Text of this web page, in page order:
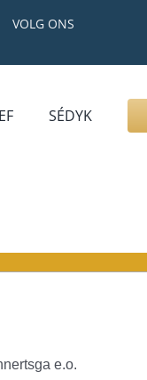
VOLG ONS
GRAFZERK
ALLLES
SÉDYK
e.o.